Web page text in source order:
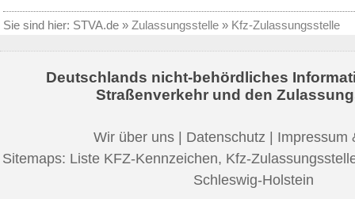
Sie sind hier: STVA.de » Zulassungsstelle » Kfz-Zulassungsstelle
Deutschlands nicht-behördliches
Straßenverkehr und den
Wir über uns Datenschutz
Impressum
Sitemaps: Liste KFZ-Kennzeichen, Kfz-
Schleswig-Holstein